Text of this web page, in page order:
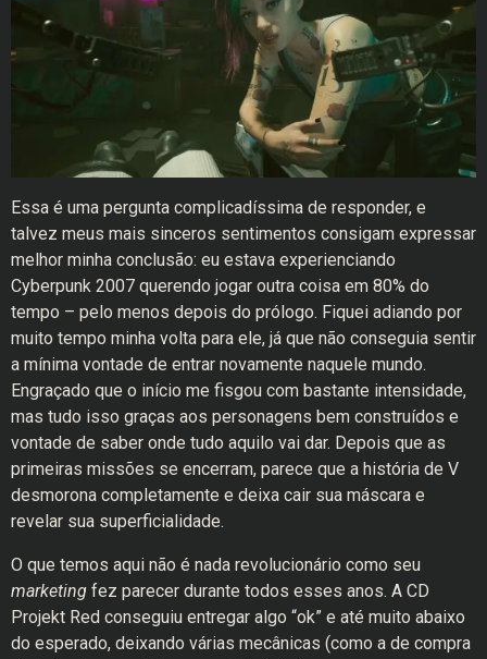
Essa é uma pergunta complicadíssima de responder, e
talvez meus mais sinceros sentimentos consigam expressar
melhor minha conclusão: eu estava experienciando
Cyberpunk 2007 querendo jogar outra coisa em 80% do
tempo – pelo menos depois do prólogo. Fiquei adiando por
muito tempo minha volta para ele, já que não conseguia sentir
a mínima vontade de entrar novamente naquele mundo.
Engraçado que o início me fisgou com bastante intensidade,
mas tudo isso graças aos personagens bem construídos e
vontade de saber onde tudo aquilo vai dar. Depois que as
primeiras missões se encerram, parece que a história de V
desmorona completamente e deixa cair sua máscara e
revelar sua superficialidade.
O que temos aqui não é nada revolucionário como seu
marketing fez parecer durante todos esses anos. A CD
Projekt Red conseguiu entregar algo “ok” e até muito abaixo
do esperado, deixando várias mecânicas (como a de compra